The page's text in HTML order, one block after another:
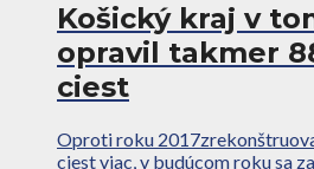
Košický kraj v
opravil takmer
ciest
Oproti roku
ciest viac, v budúcom roku sa